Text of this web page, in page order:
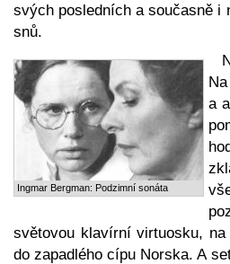
svých posledních a současně
snů.
Ingmar Bergman: Podzimní sonáta
a
světovou klavírní virtuosku,
do zapadlého cípu Norska. A